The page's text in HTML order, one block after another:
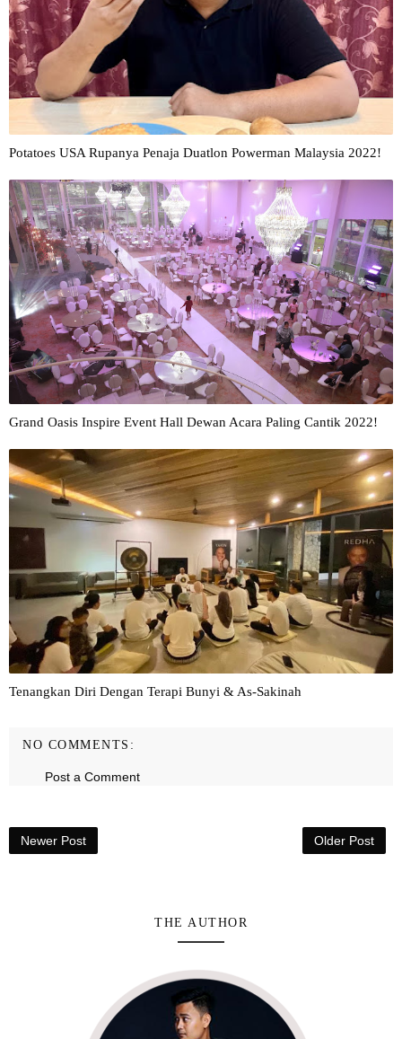
Potatoes USA Rupanya Penaja Duatlon Powerman Malaysia 2022!
Grand Oasis Inspire Event Hall Dewan Acara Paling Cantik 2022!
Tenangkan Diri Dengan Terapi Bunyi & As-Sakinah
NO COMMENTS:
Post a Comment
Newer Post Older Post
THE AUTHOR